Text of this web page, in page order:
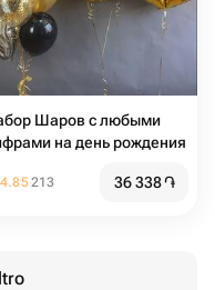
Шаров с любыми
на день рождения
4.85213 36 338֏